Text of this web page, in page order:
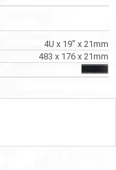
4U x 19" x 21mm
483 x 176 x 21mm